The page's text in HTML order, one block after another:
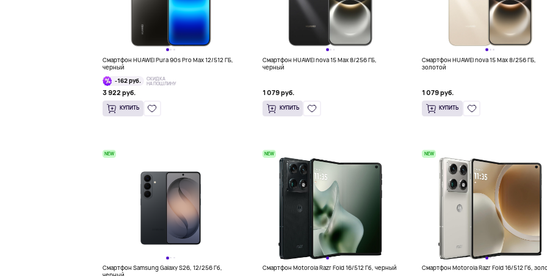
Смартфон HUAWEI Pura 90s Pro Max 12/512 ГБ,
черный
-162 руб.
СКИДКА
НА ПОШЛИНУ
3 922 руб.
КУПИТЬ
Смартфон HUAWEI nova 15 Max 8/256 ГБ,
черный
1 079 руб.
КУПИТЬ
Смартфон HUAWEI nova 15 Max 8/256 ГБ,
золотой
1 079 руб.
КУПИТЬ
NEW
Смартфон Samsung Galaxy S26, 12/256 Гб,
NEW
Смартфон Motorola Razr Fold 16/512 Гб, черный
NEW
Смартфон Motorola Razr Fold 16/512 Гб,